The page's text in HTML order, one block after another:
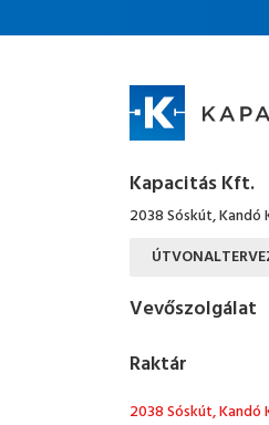
Kapacitás Kft.
2038 Sóskút, Kandó
Vevőszolgálat
Raktár
2038 Sóskút, Kandó